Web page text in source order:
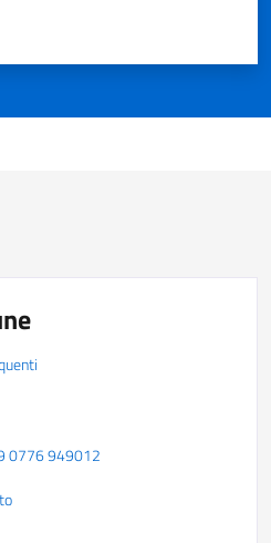
0776 949012